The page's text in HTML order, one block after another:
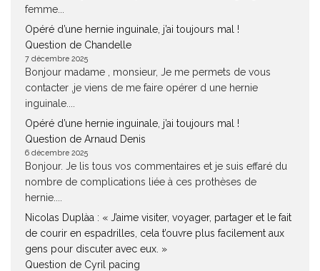
femme...
Opéré d’une hernie inguinale, j’ai toujours mal !
Question de Chandelle
7 décembre 2025
Bonjour madame , monsieur, Je me permets de vous
contacter ,je viens de me faire opérer d une hernie
inguinale....
Opéré d’une hernie inguinale, j’ai toujours mal !
Question de Arnaud Denis
6 décembre 2025
Bonjour. Je lis tous vos commentaires et je suis effaré du
nombre de complications liée à ces prothèses de
hernie....
Nicolas Duplàa : « J’aime visiter, voyager, partager et le fait
de courir en espadrilles, cela t’ouvre plus facilement aux
gens pour discuter avec eux. »
Question de Cyril pacing